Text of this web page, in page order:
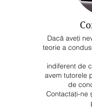
Dacă aveți
teorie a
indiferent de
avem tutorele
de
Contactați-ne